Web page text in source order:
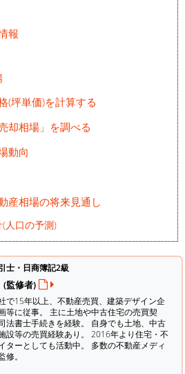
報
(坪単価)を計算する
却相場」を調べる
動向
産相場の将来見通し
人口の予測)
士・日商簿記2級
(監修者)
で15年以上、不動産売買、建築デザイン企
等に従事。 主に土地や中古住宅の売買契
法書士手続きを経験。 自身でも土地、中古
設等の売買経験あり。 2016年より住宅・不
ターとしても活動中。 多数の不動産メディ
修。